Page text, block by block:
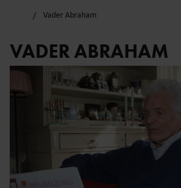
Vader Abraham
VADER ABRAHAM